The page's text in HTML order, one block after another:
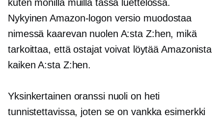
kuten monilla muilla tässä luettelossa.
Nykyinen Amazon-logon versio muodostaa
nimessä kaarevan nuolen A:sta Z:hen, mikä
tarkoittaa, että ostajat voivat löytää Amazonista
kaiken A:sta Z:hen.
Yksinkertainen oranssi nuoli on heti
tunnistettavissa, joten se on vankka esimerkki